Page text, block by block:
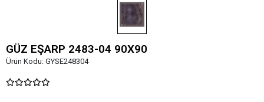
GÜZ EŞARP 2483-04 90X90
Ürün Kodu: GYSE248304